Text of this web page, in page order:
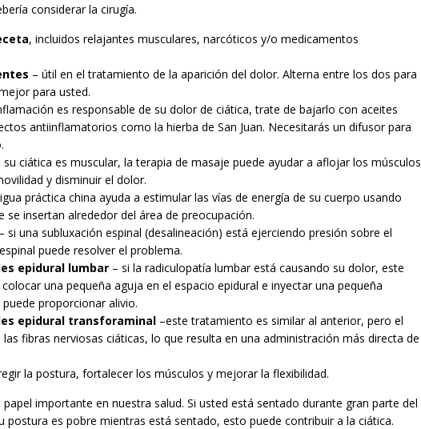
considerar la cirugía.
, incluidos relajantes musculares, narcóticos y/o medicamentos
– útil en el tratamiento de la aparición del dolor. Alterna entre los dos para
para usted.
es responsable de su dolor de ciática, trate de bajarlo con aceites
antiinflamatorios como la hierba de San Juan. Necesitarás un difusor para
su ciática es muscular, la terapia de masaje puede ayudar a aflojar los músculos
y disminuir el dolor.
práctica china ayuda a estimular las vías de energía de su cuerpo usando
se insertan alrededor del área de preocupación.
– si una subluxación espinal (desalineación) está ejerciendo presión sobre el
puede resolver el problema.
epidural lumbar– si la radiculopatía lumbar está causando su dolor, este
una pequeña aguja en el espacio epidural e inyectar una pequeña
proporcionar alivio.
epidural transforaminal–este tratamiento es similar al anterior, pero el
fibras nerviosas ciáticas, lo que resulta en una administración más directa de
la postura, fortalecer los músculos y mejorar la flexibilidad.
papel importante en nuestra salud. Si usted está sentado durante gran parte del
postura es pobre mientras está sentado, esto puede contribuir a la ciática.